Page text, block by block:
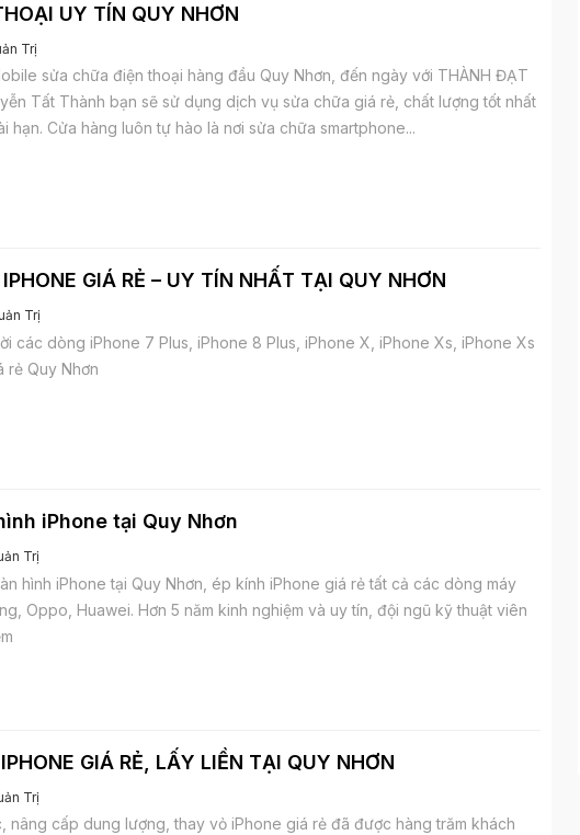
UY TÍN QUY NHƠN
Trị
sửa chữa điện thoại hàng đầu Quy Nhơn, đến ngày với THÀNH ĐẠT
Tất Thành bạn sẽ sử dụng dịch vụ sửa chữa giá rẻ, chất lượng tốt nhất
hạn. Cửa hàng luôn tự hào là nơi sửa chữa smartphone...
GIÁ RẺ – UY TÍN NHẤT TẠI QUY NHƠN
Trị
các dòng iPhone 7 Plus, iPhone 8 Plus, iPhone X, iPhone Xs, iPhone Xs
rẻ Quy Nhơn
iPhone tại Quy Nhơn
Trị
hình iPhone tại Quy Nhơn, ép kính iPhone giá rẻ tất cả các dòng máy
Oppo, Huawei. Hơn 5 năm kinh nghiệm và uy tín, đội ngũ kỹ thuật viên
GIÁ RẺ, LẤY LIỀN TẠI QUY NHƠN
Trị
nâng cấp dung lượng, thay vỏ iPhone giá rẻ đã được hàng trăm khách